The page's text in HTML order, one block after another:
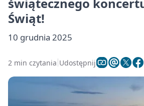
Świąt!
10 grudnia 2025
2 min czytania Udostępnij